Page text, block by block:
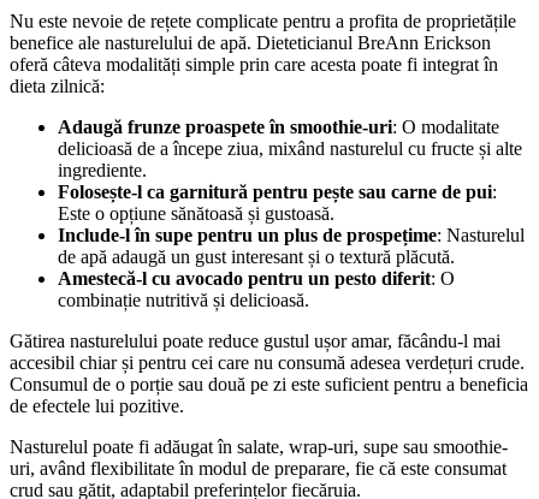
Nu este nevoie de rețete complicate pentru a profita de proprietățile
benefice ale nasturelului de apă. Dieteticianul BreAnn Erickson
oferă câteva modalități simple prin care acesta poate fi integrat în
dieta zilnică:
Adaugă frunze proaspete în smoothie-uri: O modalitate
delicioasă de a începe ziua, mixând nasturelul cu fructe și alte
ingrediente.
Folosește-l ca garnitură pentru pește sau carne de pui:
Este o opțiune sănătoasă și gustoasă.
Include-l în supe pentru un plus de prospețime: Nasturelul
de apă adaugă un gust interesant și o textură plăcută.
Amestecă-l cu avocado pentru un pesto diferit: O
combinație nutritivă și delicioasă.
Gătirea nasturelului poate reduce gustul ușor amar, făcându-l mai
accesibil chiar și pentru cei care nu consumă adesea verdețuri crude.
Consumul de o porție sau două pe zi este suficient pentru a beneficia
de efectele lui pozitive.
Nasturelul poate fi adăugat în salate, wrap-uri, supe sau smoothie-
uri, având flexibilitate în modul de preparare, fie că este consumat
crud sau gătit, adaptabil preferințelor fiecăruia.